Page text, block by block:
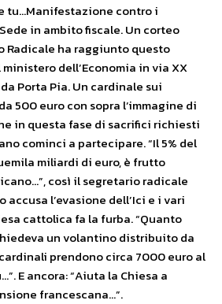
tu…Manifestazione contro i
in ambito fiscale. Un corteo
Radicale ha raggiunto questo
dell’Economia in via XX
Porta Pia. Un cardinale sui
500 euro con sopra l’immagine di
in questa fase di sacrifici richiesti
cominci a partecipare. “Il 5% del
miliardi di euro, è frutto
così il segretario radicale
l’evasione dell’Ici e i vari
cattolica fa la furba. “Quanto
un volantino distribuito da
prendono circa 7000 euro al
E ancora: “Aiuta la Chiesa a
francescana…”.